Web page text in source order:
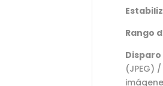
Rango
(JPEG)